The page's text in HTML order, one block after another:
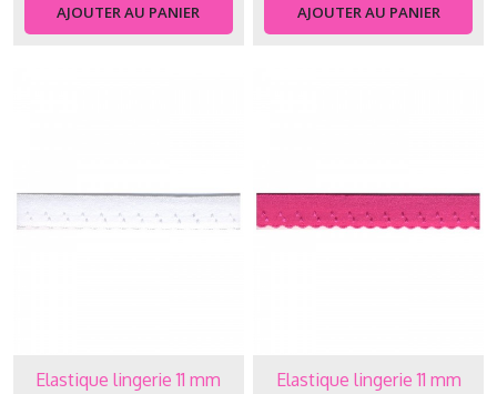
AJOUTER AU PANIER AJOUTER AU PANIER
Elastique lingerie 11 mm
Elastique lingerie 11 mm